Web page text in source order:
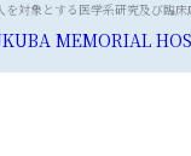
対象とする医学系研究及び臨